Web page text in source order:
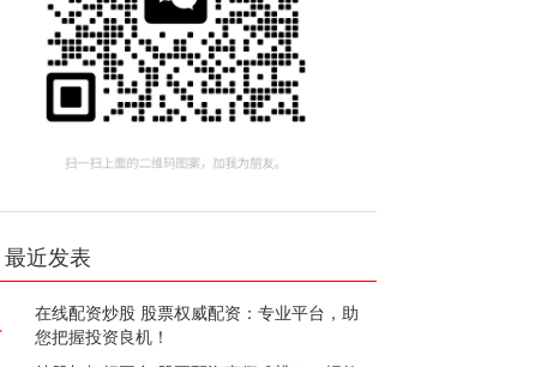
最近发表
在线配资炒股 股票权威配资：专业平台，助
您把握投资良机！